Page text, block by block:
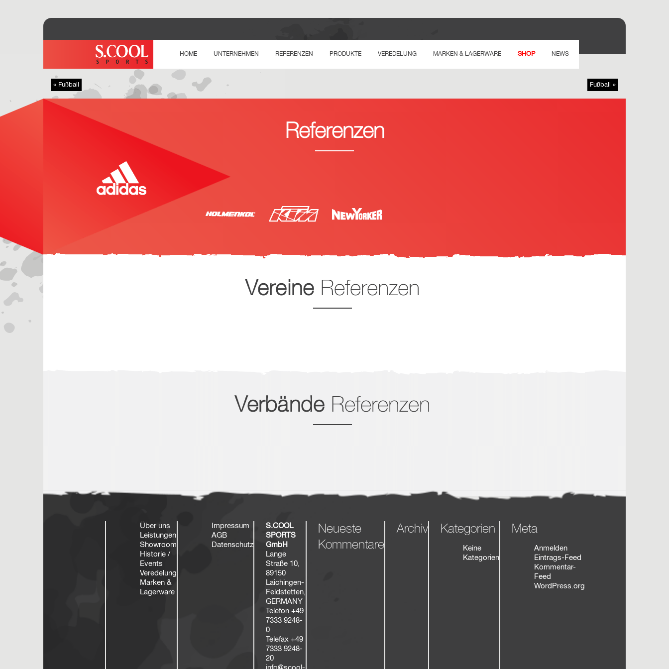
HOME UNTERNEHMEN REFERENZEN PRODUKTE VEREDELUNG MARKEN & LAGERWARE SHOP NEWS
Fußball »
« Fußball
Referenzen
Vereine Referenzen
Verbände Referenzen
Über uns
Leistungen
Showroom
Historie /
Events
Veredelung
Marken &
Lagerware
Impressum
AGB
Datenschutz
S.COOL
SPORTS
GmbH
Lange
Straße 10,
89150
Laichingen-
Feldstetten,
GERMANY
Telefon +49
7333 9248-
0
Telefax +49
7333 9248-
20
Neueste
Kommentare
Archiv Kategorien
Keine
Kategorien
Meta
Anmelden
Eintrags-Feed
Kommentar-
Feed
WordPress.org